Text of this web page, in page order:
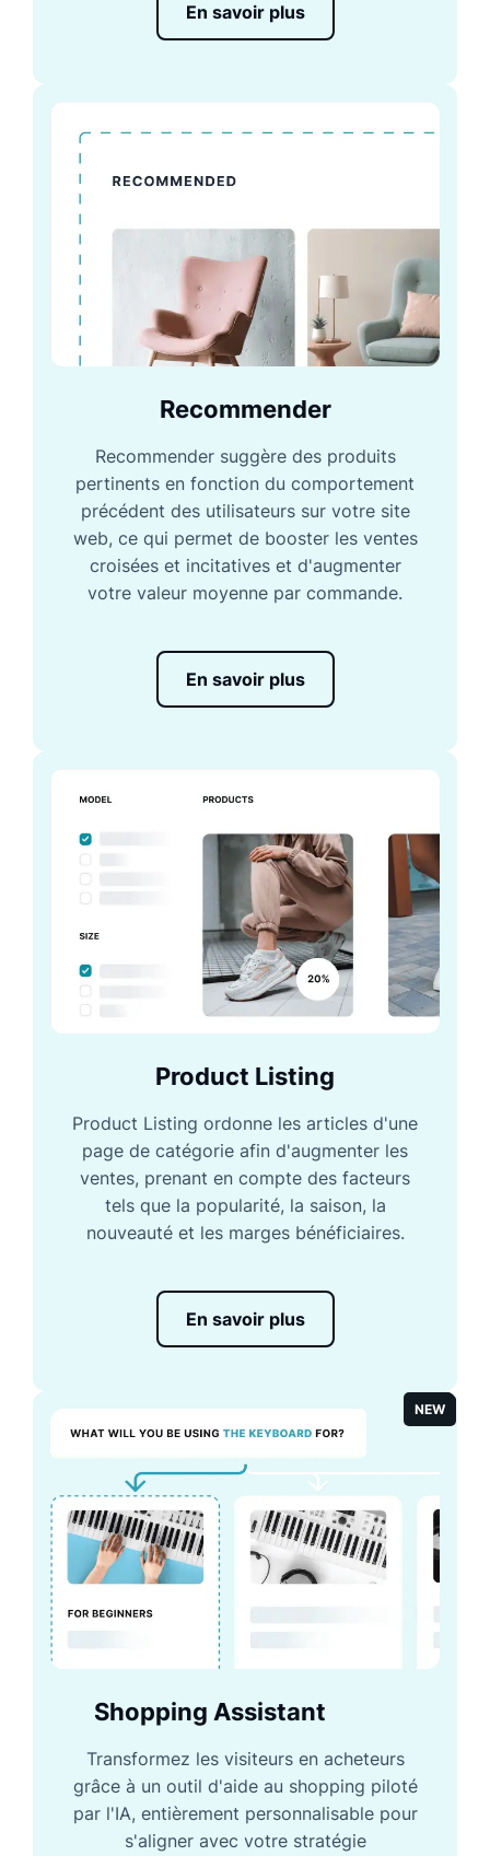
En savoir plus
Recommender
Recommender suggère des produits
pertinents en fonction du comportement
précédent des utilisateurs sur votre site
web, ce qui permet de booster les ventes
croisées et incitatives et d'augmenter
votre valeur moyenne par commande.
En savoir plus
Product Listing
Product Listing ordonne les articles d'une
page de catégorie afin d'augmenter les
ventes, prenant en compte des facteurs
tels que la popularité, la saison, la
nouveauté et les marges bénéficiaires.
En savoir plus
NEW
Shopping Assistant
Transformez les visiteurs en acheteurs
grâce à un outil d'aide au shopping piloté
par l'IA, entièrement personnalisable pour
s'aligner avec votre stratégie